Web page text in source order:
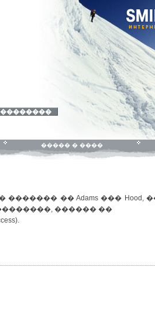
����� � ����
�� Adams ��� Hood,
������ ��